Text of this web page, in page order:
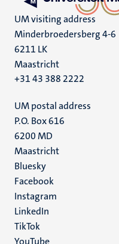
UM visiting address
Minderbroedersberg 4-6
6211 LK
Maastricht
+31 43 388 2222
UM postal address
P.O. Box 616
6200 MD
Maastricht
Social
media
Bluesky
Facebook
Instagram
LinkedIn
TikTok
YouTube